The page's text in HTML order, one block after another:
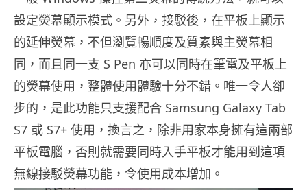
設定熒幕顯示模式。另外，接駁後，在平板上顯示
的延伸熒幕，不但瀏覽暢順度及質素與主熒幕相
同，而且同一支 S Pen 亦可以同時在筆電及平板上
的熒幕使用，整體使用體驗十分不錯。唯一令人卻
步的，是此功能只支援配合 Samsung Galaxy Tab
S7 或 S7+ 使用，換言之，除非用家本身擁有這兩部
平板電腦，否則就需要同時入手平板才能用到這項
無線接駁熒幕功能，令使用成本增加。